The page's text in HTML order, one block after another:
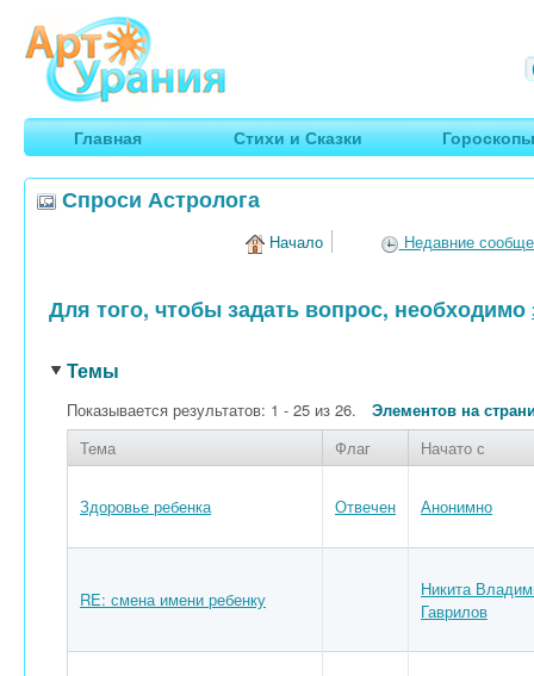
АртУрания
Умные гороскопы, творчество, путешествия
Главная Стихи и Сказки Гороскопы
Спроси Астролога
Начало Недавние
Для того, чтобы задать вопрос, необходимо
Темы
Показывается результатов: 1 - 25 из 26.
Элементов на
Тема
Флаг Начато с
Здоровье ребенка Отвечен Анонимно
RE: смена имени ребенку
Никита
Гаврилов